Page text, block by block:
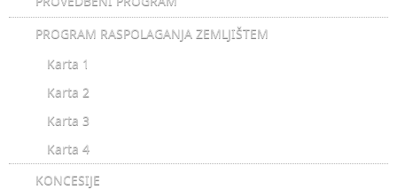
PROGRAM RASPOLAGANJA ZEMLJIŠTEM
Karta 1
Karta 2
Karta 3
Karta 4
KONCESIJE